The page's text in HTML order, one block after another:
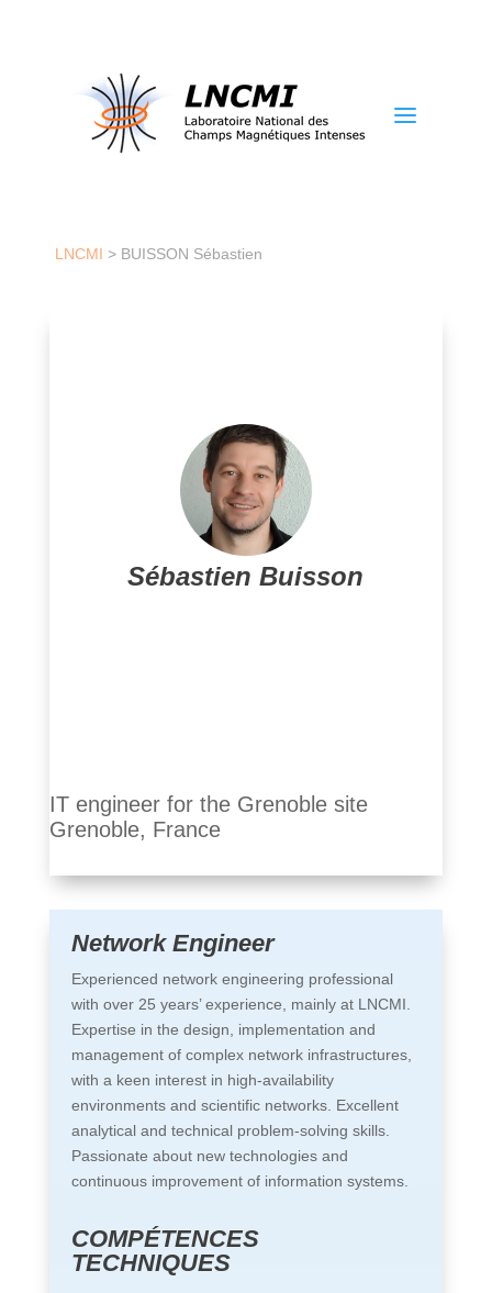
a
LNCMI > BUISSON Sébastien
Sébastien Buisson
mise en place, la gestion et la maintenance des
réseaux informatiques d’une organisation. Il
s’assure que les infrastructures réseau (LAN,
WAN, VPN, etc.) fonctionnent de manière
optimale, sécurisée et performante. Ses missions
incluent la configuration de routeurs,
commutateurs, pare-feu, ainsi que la gestion de la
IT engineer for the Grenoble site
Grenoble, France
Network Engineer
Experienced network engineering professional
with over 25 years’ experience, mainly at LNCMI.
Expertise in the design, implementation and
management of complex network infrastructures,
with a keen interest in high-availability
environments and scientific networks. Excellent
analytical and technical problem-solving skills.
Passionate about new technologies and
continuous improvement of information systems.
COMPÉTENCES
TECHNIQUES